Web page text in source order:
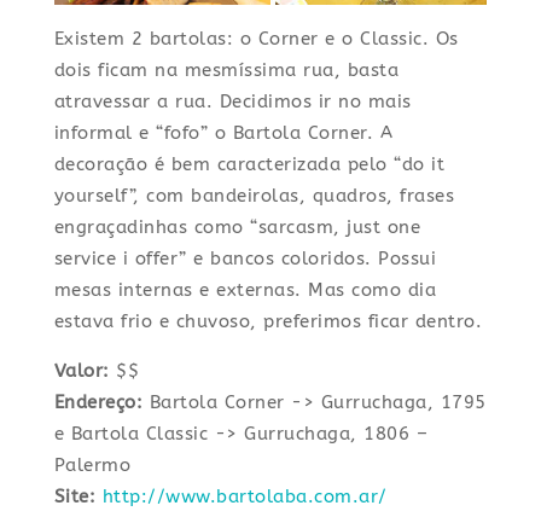
Existem 2 bartolas: o Corner e o Classic. Os
dois ficam na mesmíssima rua, basta
atravessar a rua. Decidimos ir no mais
informal e “fofo” o Bartola Corner. A
decoração é bem caracterizada pelo “do it
yourself”, com bandeirolas, quadros, frases
engraçadinhas como “sarcasm, just one
service i offer” e bancos coloridos. Possui
mesas internas e externas. Mas como dia
estava frio e chuvoso, preferimos ficar dentro.
Valor: $$
Endereço: Bartola Corner -> Gurruchaga, 1795
e Bartola Classic -> Gurruchaga, 1806 –
Palermo
Site: http://www.bartolaba.com.ar/